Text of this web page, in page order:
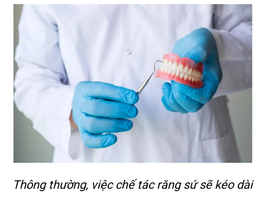
Thông thường, việc chế tác răng sứ sẽ kéo dài